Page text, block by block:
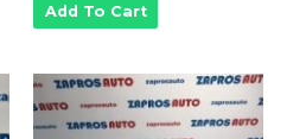
Add To Cart